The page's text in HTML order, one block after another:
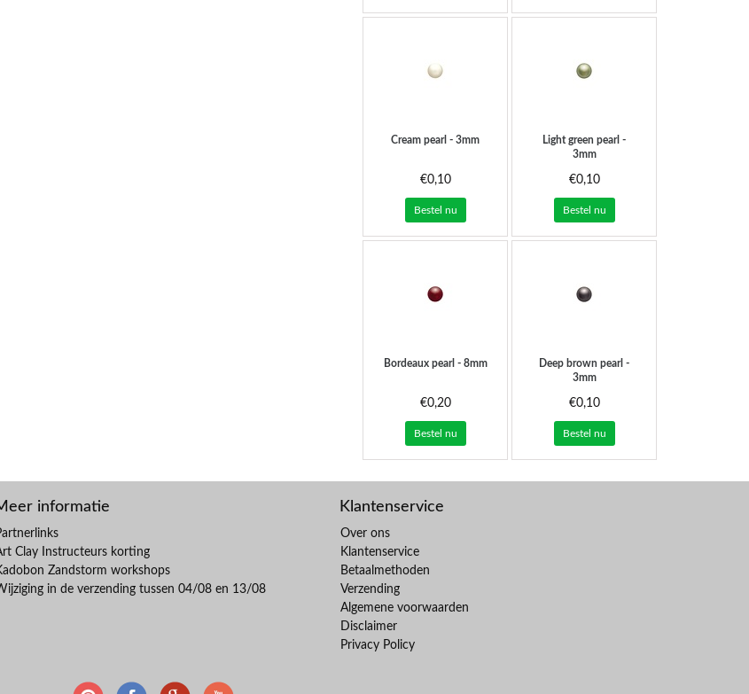
Cream pearl - 3mm
€0,10
Bestel nu
Light green pearl -
3mm
€0,10
Bestel nu
Bordeaux pearl - 8mm
€0,20
Bestel nu
Deep brown pearl -
3mm
€0,10
Bestel nu
informatie
Clay Instructeurs korting
Zandstorm workshops
in de verzending tussen 04/08 en 13/08
Klantenservice
Over ons
Klantenservice
Betaalmethoden
Verzending
Algemene voorwaarden
Disclaimer
Privacy Policy